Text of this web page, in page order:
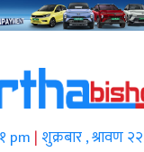
pm | शुक्रबार , श्रावण